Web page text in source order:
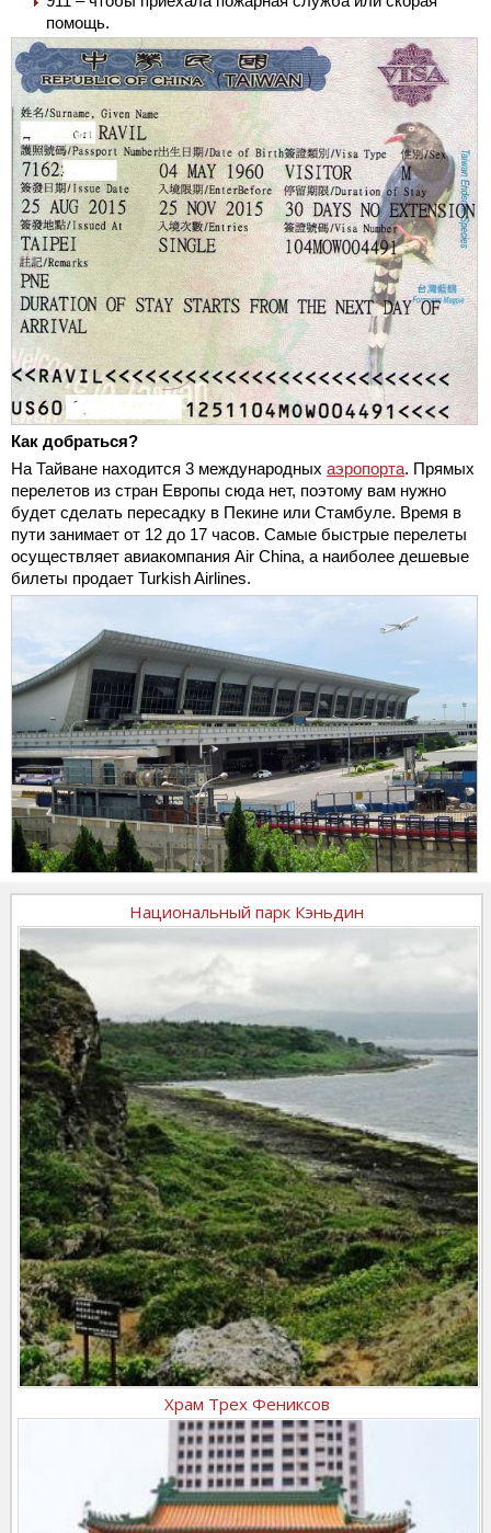
помощь.
Как добраться?
На Тайване находится 3 международных аэропорта. Прямых
перелетов из стран Европы сюда нет, поэтому вам нужно
будет сделать пересадку в Пекине или Стамбуле. Время в
пути занимает от 12 до 17 часов. Самые быстрые перелеты
осуществляет авиакомпания Air China, а наиболее дешевые
билеты продает Turkish Airlines.
Национальный парк Кэньдин
Храм Трех Фениксов